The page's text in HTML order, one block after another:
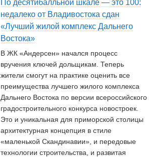
По десятибалльной шкале — это 100:
недалеко от Владивостока сдан
«Лучший жилой комплекс Дальнего
Востока»
В ЖК «Андерсен» начался процесс
вручения ключей дольщикам. Теперь
жители смогут на практике оценить все
преимущества лучшего жилого комплекса
Дальнего Востока по версии всероссийского
градостроительного конкурса новостроек.
Это и уникальная для приморской столицы
архитектурная концепция в стиле
«маленькой Скандинавии», и передовые
технологии строительства, и развитая